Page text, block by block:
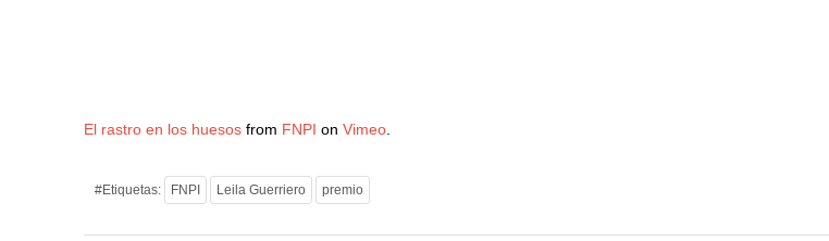
El rastro en los huesos from FNPI onVimeo
#Etiquetas: FNPI Leila Guerriero premio